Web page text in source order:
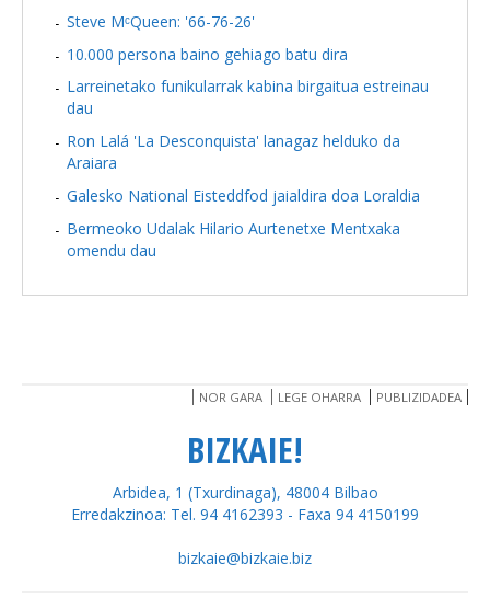
Steve MᶜQueen: '66-76-26'
10.000 persona baino gehiago batu dira
Larreinetako funikularrak kabina birgaitua estreinau
dau
Ron Lalá 'La Desconquista' lanagaz helduko da
Araiara
Galesko National Eisteddfod jaialdira doa Loraldia
Bermeoko Udalak Hilario Aurtenetxe Mentxaka
omendu dau
NOR GARA LEGE OHARRA PUBLIZIDADEA
BIZKAIE!
Arbidea, 1 (Txurdinaga), 48004 Bilbao
Erredakzinoa: Tel. 94 4162393 - Faxa 94 4150199
bizkaie@bizkaie.biz